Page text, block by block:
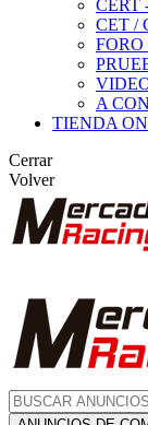
CERT
CET /
FORO
A
TIENDA
Cerrar
Volver
ANUNCIOS DE